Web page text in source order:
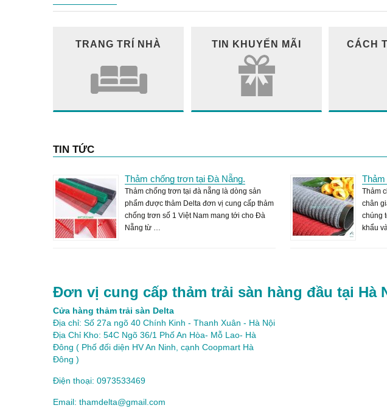
TRANG TRÍ NHÀ TIN KHUYẾN MÃI CÁCH
TIN TỨC
Thảm chống trơn tại Đà Nẵng.
Thảm chống trơn tại đà nẵng là dòng sản
phẩm được thảm Delta đơn vị cung cấp thảm
chống trơn số 1 Việt Nam mang tới cho Đà
Nẵng từ …
Thảm
chân
chúng
khẩu
Đơn vị cung cấp thảm trải sàn hàng đầu tại Hà
Cửa hàng thảm trải sàn Delta
Địa chỉ: Số 27a ngõ 40 Chính Kinh - Thanh Xuân - Hà Nội
Địa Chỉ Kho: 54C Ngõ 36/1 Phố An Hòa- Mỗ Lao- Hà
Đông ( Phố đối diện HV An Ninh, cạnh Coopmart Hà
Đông )
Điện thoại: 0973533469
Email: thamdelta@gmail.com